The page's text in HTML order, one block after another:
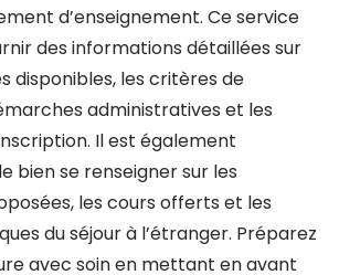
d’enseignement. Ce service
des informations détaillées sur
disponibles, les critères de
administratives et les
Il est également
bien se renseigner sur les
les cours offerts et les
du séjour à l’étranger. Préparez
avec soin en mettant en avant